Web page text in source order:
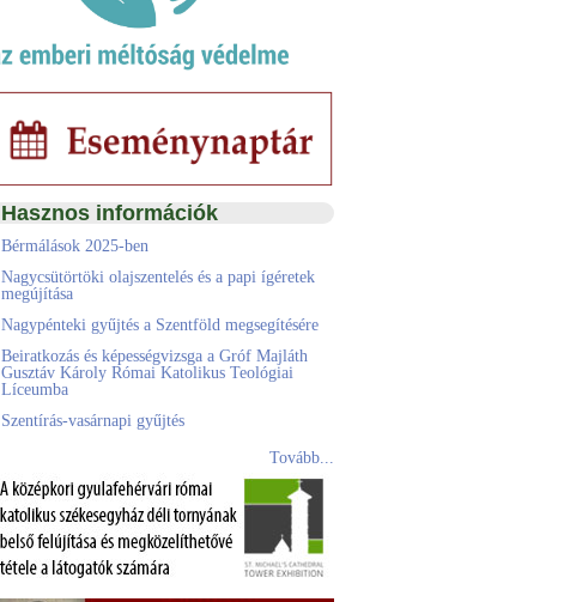
Hasznos információk
Bérmálások 2025-ben
Nagycsütörtöki olajszentelés és a papi ígéretek
megújítása
Nagypénteki gyűjtés a Szentföld megsegítésére
Beiratkozás és képességvizsga a Gróf Majláth
Gusztáv Károly Római Katolikus Teológiai
Líceumba
Szentírás-vasárnapi gyűjtés
Tovább...